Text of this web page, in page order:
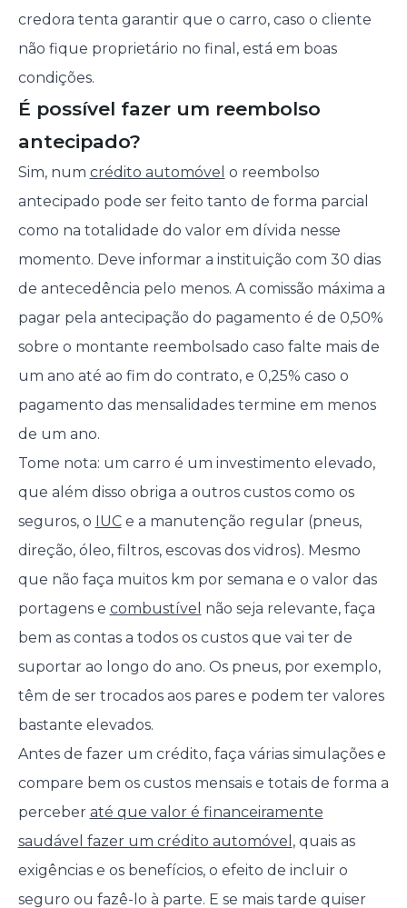
credora tenta garantir que o carro, caso o cliente
não fique proprietário no final, está em boas
condições.
É possível fazer um reembolso
antecipado?
Sim, num crédito automóvel o reembolso
antecipado pode ser feito tanto de forma parcial
como na totalidade do valor em dívida nesse
momento. Deve informar a instituição com 30 dias
de antecedência pelo menos. A comissão máxima a
pagar pela antecipação do pagamento é de 0,50%
sobre o montante reembolsado caso falte mais de
um ano até ao fim do contrato, e 0,25% caso o
pagamento das mensalidades termine em menos
de um ano.
Tome nota: um carro é um investimento elevado,
que além disso obriga a outros custos como os
seguros, o IUCe a manutenção regular (pneus,
direção, óleo, filtros, escovas dos vidros). Mesmo
que não faça muitos km por semana e o valor das
portagens e combustível não seja relevante, faça
bem as contas a todos os custos que vai ter de
suportar ao longo do ano. Os pneus, por exemplo,
têm de ser trocados aos pares e podem ter valores
bastante elevados.
Antes de fazer um crédito, faça várias simulações e
compare bem os custos mensais e totais de forma a
perceber até que valor é financeiramente
saudável fazer um crédito automóvel , quais as
exigências e os benefícios, o efeito de incluir o
seguro ou fazê-lo à parte. E se mais tarde quiser